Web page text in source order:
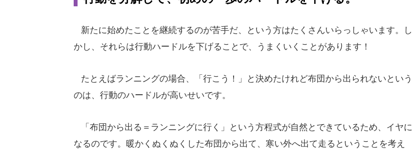
新たに始めたことを継続するのが苦手だ、という方はたくさんいらっしゃいます。し
かし、それらは行動ハードルを下げることで、うまくいくことがあります！
たとえばランニングの場合、「行こう！」と決めたけれど布団から出られないという
のは、行動のハードルが高いせいです。
「布団から出る＝ランニングに行く」という方程式が自然とできているため、イヤに
なるのです。暖かくぬくぬくした布団から出て、寒い外へ出て走るということを考え